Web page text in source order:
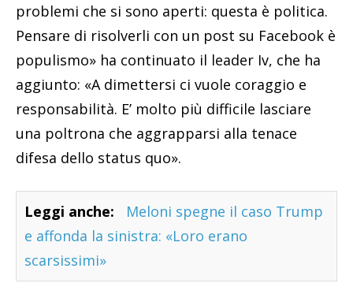
problemi che si sono aperti: questa è politica.
Pensare di risolverli con un post su Facebook è
populismo» ha continuato il leader Iv, che ha
aggiunto: «A dimettersi ci vuole coraggio e
responsabilità. E’ molto più difficile lasciare
una poltrona che aggrapparsi alla tenace
difesa dello status quo».
Leggi anche:
Meloni spegne il caso Trump
e affonda la sinistra: «Loro erano
scarsissimi»